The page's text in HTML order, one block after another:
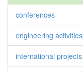
conferences
engineering activities
international projects